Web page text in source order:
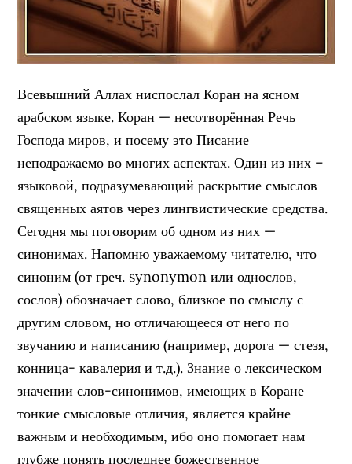
Всевышний Аллах ниспослал Коран на ясном
арабском языке. Коран — несотворённая Речь
Господа миров, и посему это Писание
неподражаемо во многих аспектах. Один из них –
языковой, подразумевающий раскрытие смыслов
священных аятов через лингвистические средства.
Сегодня мы поговорим об одном из них —
синонимах. Напомню уважаемому читателю, что
синоним (от греч. synonymon или однослов,
сослов) обозначает слово, близкое по смыслу с
другим словом, но отличающееся от него по
звучанию и написанию (например, дорога — стезя,
конница- кавалерия и т.д.). Знание о лексическом
значении слов-синонимов, имеющих в Коране
тонкие смысловые отличия, является крайне
важным и необходимым, ибо оно помогает нам
глубже понять последнее божественное